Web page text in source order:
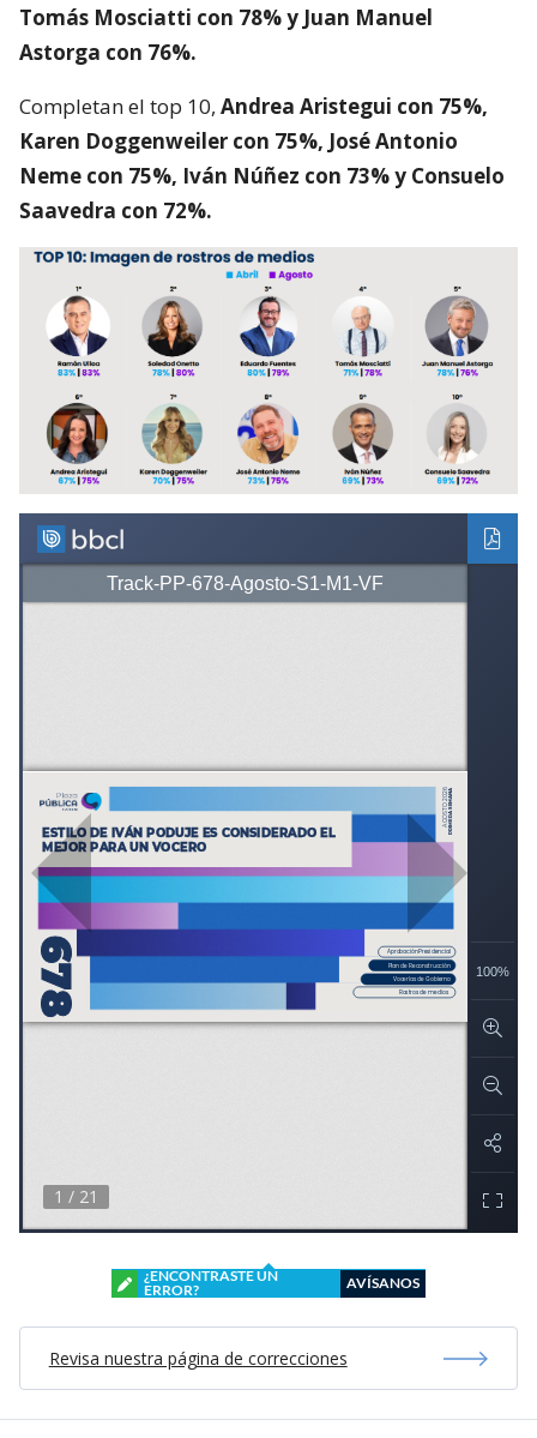
Tomás Mosciatti con 78% y Juan Manuel
Astorga con 76%.
Completan el top 10, Andrea Aristegui con 75%,
Karen Doggenweiler con 75%, José Antonio
Neme con 75%, Iván Núñez con 73% y Consuelo
Saavedra con 72%.
¿ENCONTRASTE UN
ERROR?
AVÍSANOS
Revisa nuestra página de correcciones